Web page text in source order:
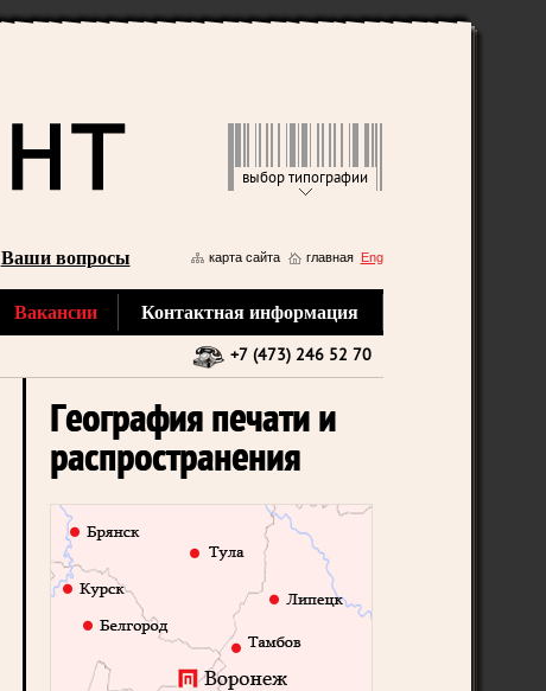
выбор типографии
Eng
карта сайта главная
Ваши вопросы
Вакансии Контактная информация
+7 (473) 246 52 70
География печати и
распространения